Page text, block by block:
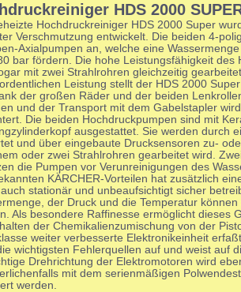
HDS 2000
Hochdruckreiniger HDS 2000 Super
Verschmutzung entwickelt. Die beiden 4-
Axialpumpen an, welche eine
bar fördern. Die hohe Leistungsfähigkeit des
mit zwei Strahlrohren gleichzeitig
Leistung stellt der HDS 2000
der großen Räder und der beiden
und der Transport mit dem Gabelstapler
Die beiden Hochdruckpumpen sind mit
ausgestattet. Sie werden durch
und über eingebaute Drucksensoren zu-
oder zwei Strahlrohren gearbeitet wird.
die Pumpen vor Verunreinigungen des
KÄRCHER-Vorteilen hat zusätzlich
stationär und unbeaufsichtigt sicher
der Druck und die Temperatur
Als besondere Raffinesse ermöglicht dieses
der Chemikalienzumischung von der
weiter verbesserte Elektronikeinheit
wichtigsten Fehlerquellen auf und weist auf
Drehrichtung der Elektromotoren wird
mit dem serienmäßigen
werden.